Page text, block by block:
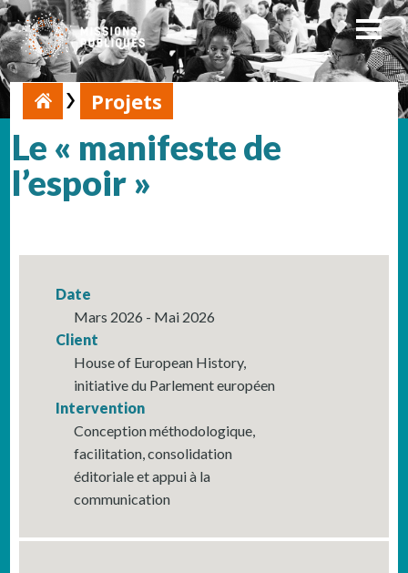
Projets
Le « manifeste de
l’espoir »
Date
Mars 2026 - Mai 2026
Client
House of European History,
initiative du Parlement européen
Intervention
Conception méthodologique,
facilitation, consolidation
éditoriale et appui à la
communication